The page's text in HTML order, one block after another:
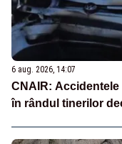
6 aug. 2026, 14:07
CNAIR:
în rândul tinerilor